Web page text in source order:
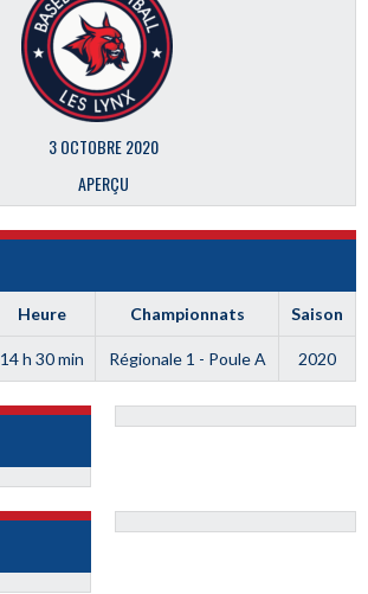
3 OCTOBRE 2020
APERÇU
Heure Championnats Saison
14 h 30 min Régionale 1 - Poule A 2020